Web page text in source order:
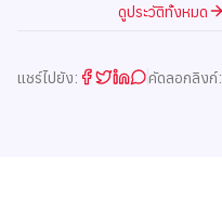
ดูประวัติทั้งหมด
แชร์ไปยัง: คัดลอกลิงก์: